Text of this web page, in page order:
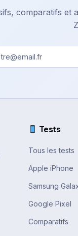
comparatifs et
Tests
Tous les tests
Apple iPhone
Samsung
Google Pixel
Comparatifs